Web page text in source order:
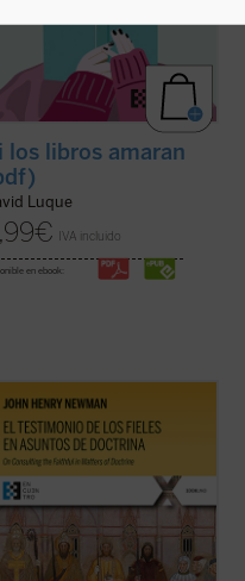
los libros amaran
Luque
€ IVA incluido
en ebook:
de los fieles en asuntos de
de John Henry Newman en
etapa católica. Publicado en 1859 en la
The Rambler, aborda una cuestión
en la vida de la ...(ver ficha)